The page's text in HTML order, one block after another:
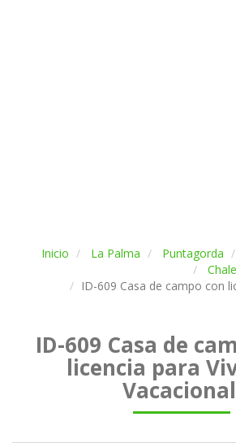
Inicio La Palma Puntagorda
ID-609 Casa de campo con
ID-609 Casa de
licencia para